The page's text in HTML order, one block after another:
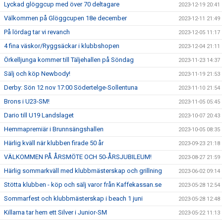
Lyckad glöggcup med över 70 deltagare 2023-12-19 20:41
Välkommen på Glöggcupen 18e december 2023-12-11 21:49
På lördag tar vi revanch 2023-12-05 11:17
4 fina väskor/Ryggsäckar i klubbshopen 2023-12-04 21:11
Örkelljunga kommer till Täljehallen på Söndag 2023-11-23 14:37
Sälj och köp Newbody! 2023-11-19 21:53
Derby: Sön 12 nov 17:00 Södertelge-Sollentuna 2023-11-10 21:54
Brons i U23-SM! 2023-11-05 05:45
Dario till U19 Landslaget 2023-10-07 20:43
Hemmapremiär i Brunnsängshallen 2023-10-05 08:35
Härlig kväll när klubben firade 50 år 2023-09-23 21:18
VÄLKOMMEN PÅ ÅRSMÖTE OCH 50-ÅRSJUBILEUM! 2023-08-27 21:59
Härlig sommarkväll med klubbmästerskap och grillning 2023-06-02 09:14
Stötta klubben - köp och sälj varor från Kaffekassan.se 2023-05-28 12:54
Sommarfest och klubbmästerskap i beach 1 juni 2023-05-28 12:48
Killarna tar hem ett Silver i Junior-SM 2023-05-22 11:13